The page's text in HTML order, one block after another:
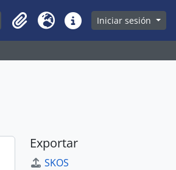
Search in browse page
Clipboard
Idioma Enlaces rápidos
Iniciar sesión
Exportar
SKOS